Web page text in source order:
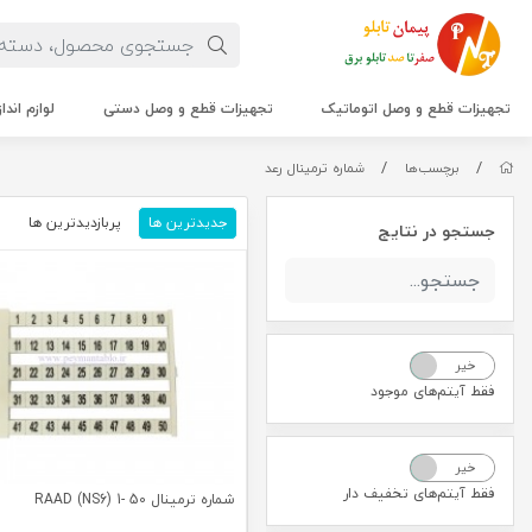
تجهیزات قطع و وصل اتوماتیک تجهیزات قطع و وصل دستی لوازم
/ برچسب‌ها / شماره ترمینال رعد
جستجو در نتایج
خیر
فقط آیتم‌های موجود
خیر
فقط آیتم‌های تخفیف دار
جدیدترین ها پربازدیدترین ها
شماره ترمینال 50 -1 (RAAD (NS6